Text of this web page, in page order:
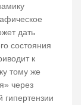
дать
состояния
к
тому же
через